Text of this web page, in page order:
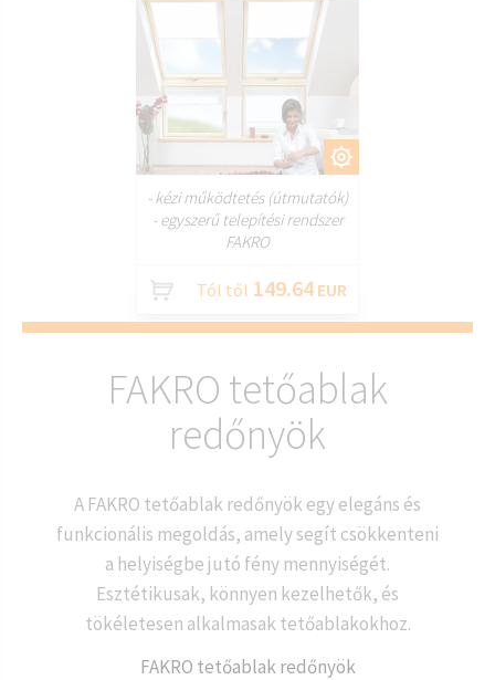
TESTRESZAB
- kézi működtetés (útmutatók)
- egyszerű telepítési rendszer
FAKRO
Tól től 149.64 EUR
FAKRO tetőablak
redőnyök
A FAKRO tetőablak redőnyök egy elegáns és
funkcionális megoldás, amely segít csökkenteni
a helyiségbe jutó fény mennyiségét.
Esztétikusak, könnyen kezelhetők, és
tökéletesen alkalmasak tetőablakokhoz.
FAKRO tetőablak redőnyök